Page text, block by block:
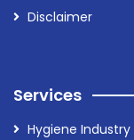
Disclaimer
Services
Hygiene Industry